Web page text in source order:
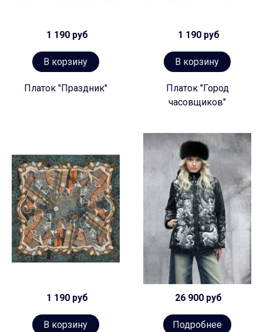
1 190 руб
В корзину
Платок "Праздник"
1 190 руб
В корзину
Платок "Город
часовщиков"
1 190 руб
В корзину
26 900 руб
Подробнее